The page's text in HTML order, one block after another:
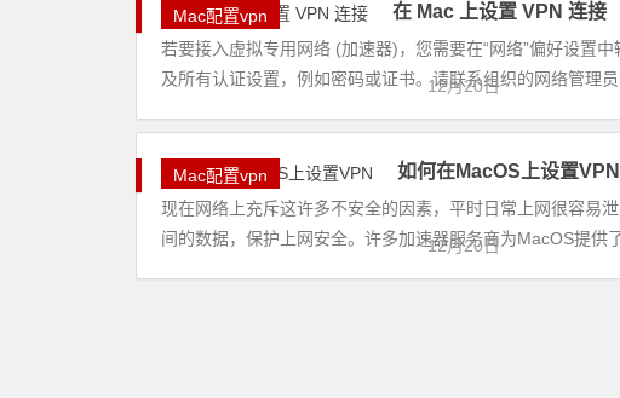
Mac配置vpn 在 Mac 上设置 VPN 连接
若要接入虚拟专用网络 (加速器)，您需要在“网络”偏好设置
及所有认证设置，例如密码或证书。请联系组织的网络管理
12月20日
Mac配置vpn 如何在MacOS上设置VPN
现在网络上充斥这许多不安全的因素，平时日常上网很容易
间的数据，保护上网安全。许多加速器服务商为MacOS提供
12月20日